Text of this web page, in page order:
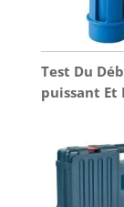
Test Du
puissant Et